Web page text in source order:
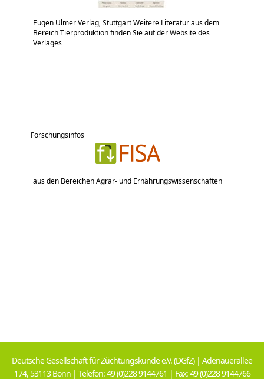
Eugen Ulmer Verlag, Stuttgart Weitere Literatur aus dem
Bereich Tierproduktion finden Sie auf der Website des
Verlages
Forschungsinfos
aus den Bereichen Agrar- und Ernährungswissenschaften
Deutsche Gesellschaft für Züchtungskunde e.V. (DGfZ) | Adenauerallee
174, 53113 Bonn | Telefon: 49 (0)228 9144761 | Fax: 49 (0)228 9144766